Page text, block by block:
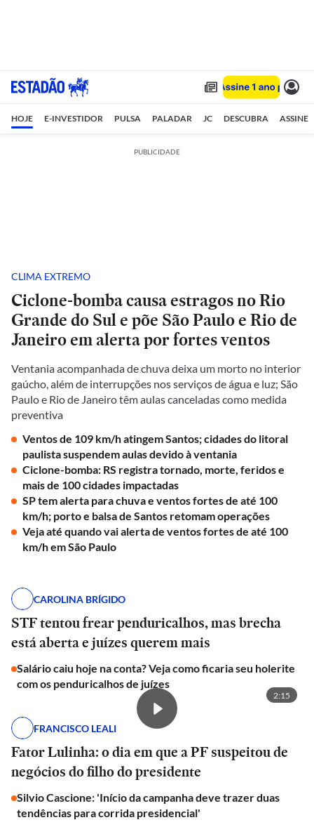
HOJE E-INVESTIDOR PULSA PALADAR JC DESCUBRA ASSINE
PUBLICIDADE
CLIMA EXTREMO
Ciclone-bomba causa estragos no Rio
Grande do Sul e põe São Paulo e Rio de
Janeiro em alerta por fortes ventos
Ventania acompanhada de chuva deixa um morto no interior
gaúcho, além de interrupções nos serviços de água e luz; São
Paulo e Rio de Janeiro têm aulas canceladas como medida
preventiva
Ventos de 109 km/h atingem Santos; cidades do litoral
paulista suspendem aulas devido à ventania
Ciclone-bomba: RS registra tornado, morte, feridos e
mais de 100 cidades impactadas
SP tem alerta para chuva e ventos fortes de até 100
km/h; porto e balsa de Santos retomam operações
Veja até quando vai alerta de ventos fortes de até 100
km/h em São Paulo
CAROLINA BRÍGIDO
STF tentou frear penduricalhos, mas brecha
está aberta e juízes querem mais
Salário caiu hoje na conta? Veja como ficaria seu holerite
com os penduricalhos de juízes
2:15
FRANCISCO LEALI
Fator Lulinha: o dia em que a PF suspeitou de
negócios do filho do presidente
Silvio Cascione: 'Início da campanha deve trazer duas
tendências para corrida presidencial'